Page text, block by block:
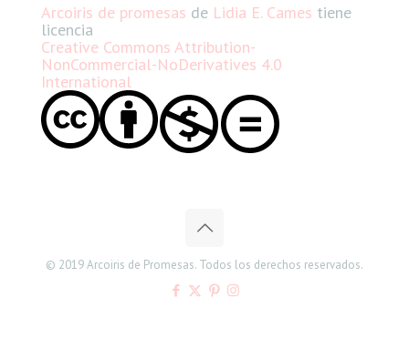
Arcoiris de promesas de Lidia E. Cames tiene
licencia
Creative Commons Attribution-
NonCommercial-NoDerivatives 4.0
International
© 2019 Arcoiris de Promesas. Todos los derechos reservados.